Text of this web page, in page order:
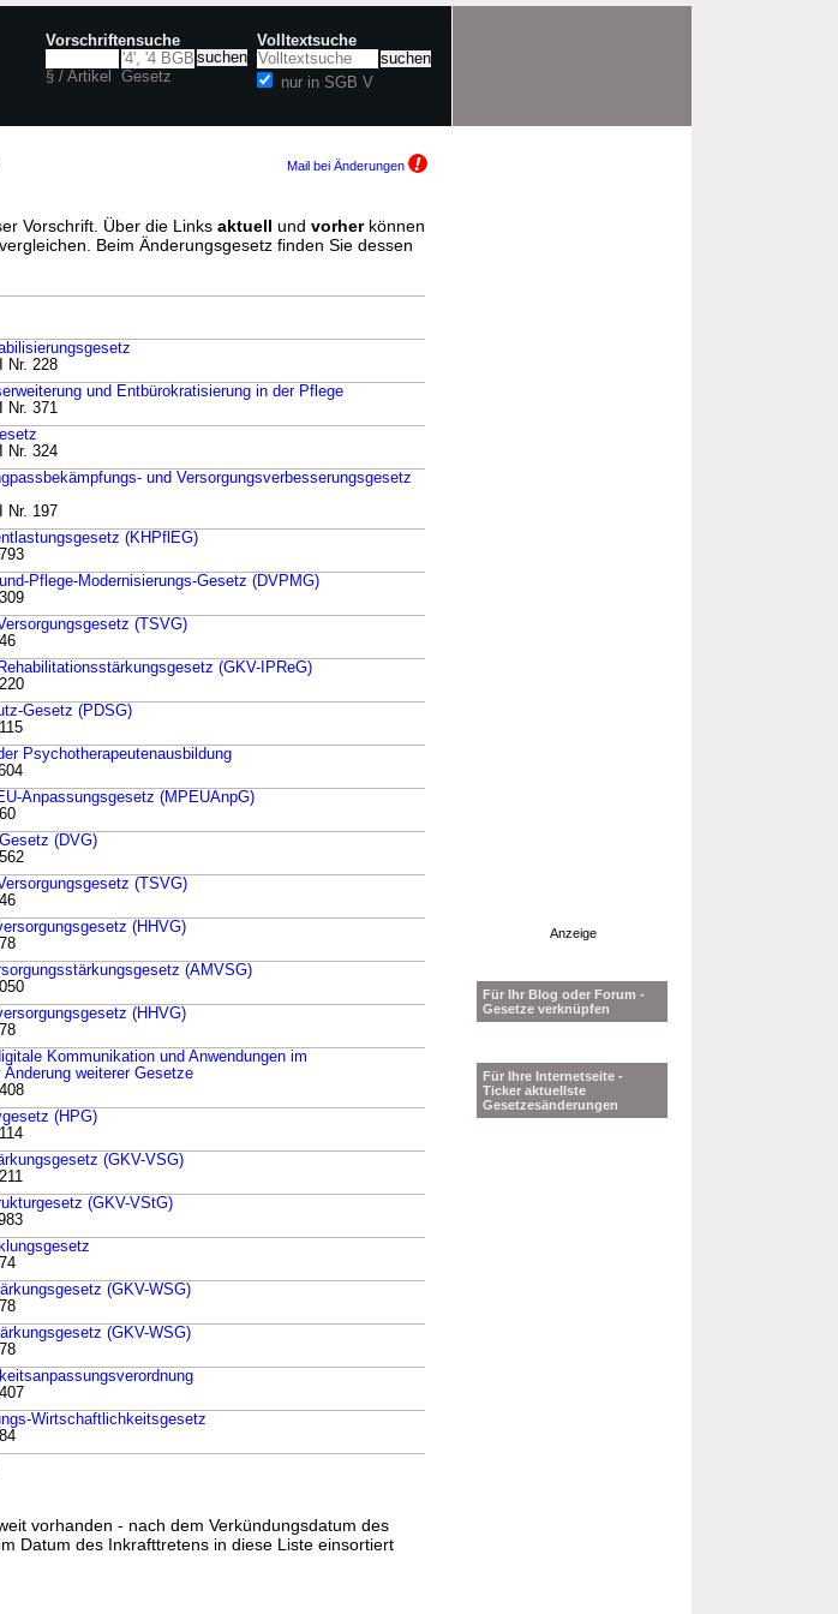
Vorschriftensuche
§ / Artikel Gesetz
Volltextsuche
nur in SGB V
Mail bei Änderungen
Vorschrift. Über die Links aktuell und vorherkönnen
Beim Änderungsgesetz finden Sie dessen
Nr. 228
und Entbürokratisierung in der Pflege
Nr. 371
Nr. 324
und Versorgungsverbesserungsgesetz
Nr. 197
(KHPflEG)
Pflege-Modernisierungs-Gesetz (DVPMG)
(TSVG)
(GKV-IPReG)
Gesetz (PDSG)
Psychotherapeutenausbildung
Anpassungsgesetz (MPEUAnpG)
(DVG)
(TSVG)
(HHVG)
(AMVSG)
(HHVG)
Kommunikation und Anwendungen im
weiterer Gesetze
(HPG)
(GKV-VSG)
(GKV-VStG)
(GKV-WSG)
(GKV-WSG)
Wirtschaftlichkeitsgesetz
vorhanden - nach dem Verkündungsdatum des
Datum des Inkrafttretens in diese Liste einsortiert
Anzeige
Für Ihr Blog oder Forum -
Gesetze verknüpfen
Für Ihre Internetseite -
Ticker aktuellste
Gesetzesänderungen